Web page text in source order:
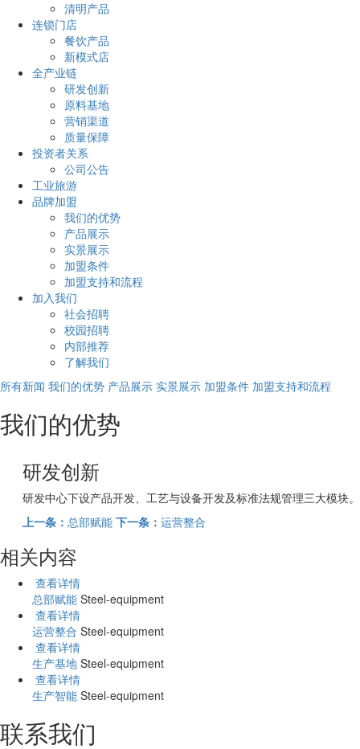
清明产品
连锁门店
餐饮产品
新模式店
全产业链
研发创新
原料基地
营销渠道
质量保障
投资者关系
公司公告
工业旅游
品牌加盟
我们的优势
产品展示
实景展示
加盟条件
加盟支持和流程
加入我们
社会招聘
校园招聘
内部推荐
了解我们
所有新闻 我们的优势 产品展示 实景展示 加盟条件 加盟支持和流程
我们的优势
研发创新
研发中心下设产品开发、工艺与设备开发及标准法规管理三大模块。
上一条： 总部赋能 下一条： 运营整合
相关内容
查看详情
总部赋能 Steel-equipment
查看详情
运营整合 Steel-equipment
查看详情
生产基地 Steel-equipment
查看详情
生产智能 Steel-equipment
联系我们